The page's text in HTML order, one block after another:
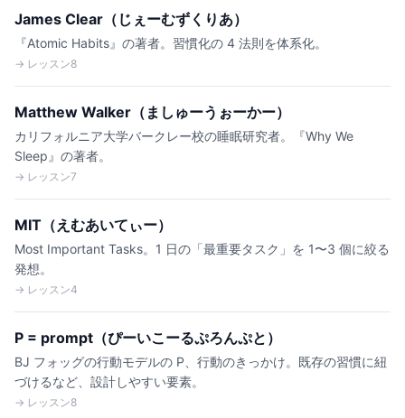
James Clear（じぇーむずくりあ）
『Atomic Habits』の著者。習慣化の 4 法則を体系化。
→ レッスン8
Matthew Walker（ましゅーうぉーかー）
カリフォルニア大学バークレー校の睡眠研究者。『Why We
Sleep』の著者。
→ レッスン7
MIT（えむあいてぃー）
Most Important Tasks。1 日の「最重要タスク」を 1〜3 個に絞る
発想。
→ レッスン4
P = prompt（ぴーいこーるぷろんぷと）
BJ フォッグの行動モデルの P、行動のきっかけ。既存の習慣に紐
づけるなど、設計しやすい要素。
→ レッスン8